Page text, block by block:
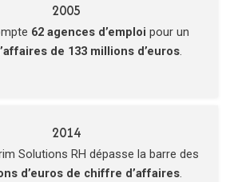
2005
62 agences d’emploi pour un
de 133 millions d’euros.
2014
Solutions RH dépasse la barre des
d’euros de chiffre d’affaires.